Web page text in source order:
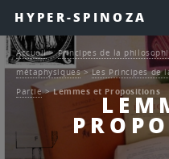
HYPER-SPINOZA
Accueil>Principes de la
métaphysiques> Les Principes de
Partie>Lemmes et Propositions